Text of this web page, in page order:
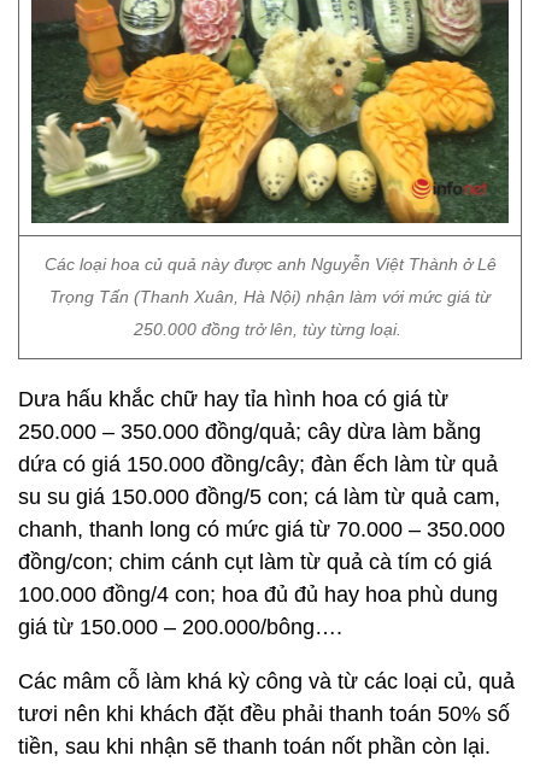
Các loại hoa củ quả này được anh Nguyễn Việt Thành ở Lê
Trọng Tấn (Thanh Xuân, Hà Nội) nhận làm với mức giá từ
250.000 đồng trở lên, tùy từng loại.
Dưa hấu khắc chữ hay tỉa hình hoa có giá từ
250.000 – 350.000 đồng/quả; cây dừa làm bằng
dứa có giá 150.000 đồng/cây; đàn ếch làm từ quả
su su giá 150.000 đồng/5 con; cá làm từ quả cam,
chanh, thanh long có mức giá từ 70.000 – 350.000
đồng/con; chim cánh cụt làm từ quả cà tím có giá
100.000 đồng/4 con; hoa đủ đủ hay hoa phù dung
giá từ 150.000 – 200.000/bông….
Các mâm cỗ làm khá kỳ công và từ các loại củ, quả
tươi nên khi khách đặt đều phải thanh toán 50% số
tiền, sau khi nhận sẽ thanh toán nốt phần còn lại.